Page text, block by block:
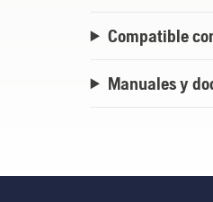
Compatible
Manuales y